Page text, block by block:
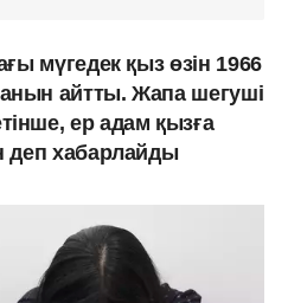
мүгедек қыз өзін 1966
айтты. Жапа шегуші
ер адам қызға
деп хабарлайды